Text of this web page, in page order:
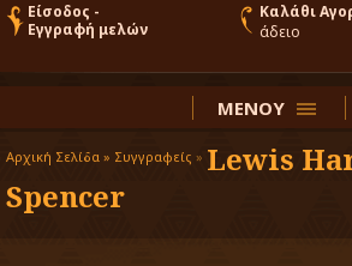
Είσοδος -
Εγγραφή μελών
Καλάθι
άδειο
ΜΕΝΟΥ
Αρχική Σελίδα » Συγγραφείς » Lewis
Spencer